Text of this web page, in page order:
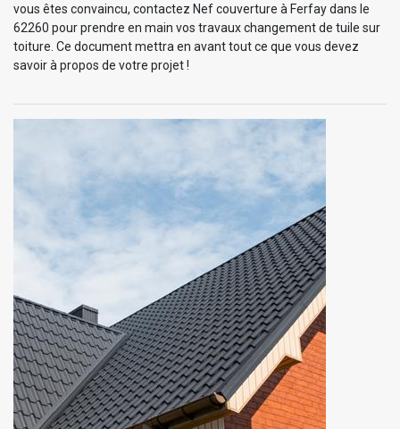
vous êtes convaincu, contactez Nef couverture à Ferfay dans le
62260 pour prendre en main vos travaux changement de tuile sur
toiture. Ce document mettra en avant tout ce que vous devez
savoir à propos de votre projet !